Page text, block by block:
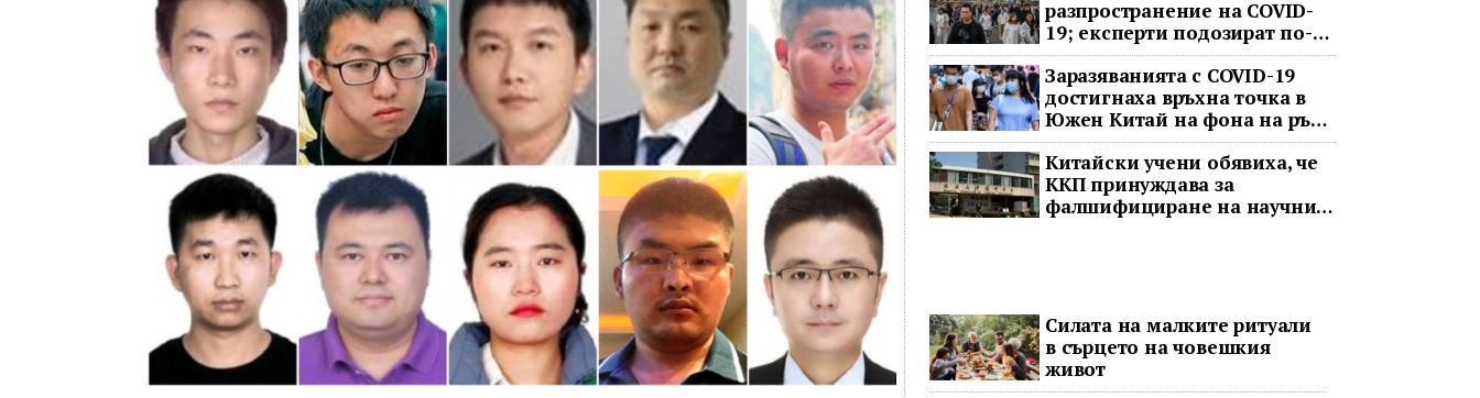
разпространение на COVID-
19; експерти подозират по-
тежка ситуация
Заразяванията с COVID-19
достигнаха връхна точка в
Южен Китай на фона на ръст
в цялата страна
Китайски учени обявиха, че
ККП принуждава за
фалшифициране на научни
Силата на малките ритуали
в сърцето на човешкия
живот